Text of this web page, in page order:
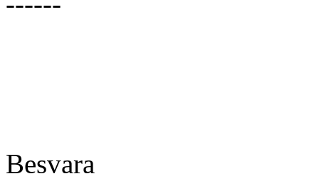
Besvara